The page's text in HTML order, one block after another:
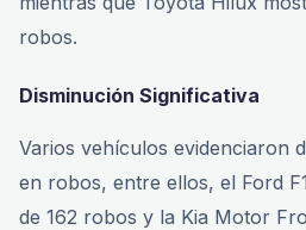
robos.
Disminución Significativa
Varios vehículos evidenciaron
en robos, entre ellos, el Ford
de 162 robos y la Kia Motor